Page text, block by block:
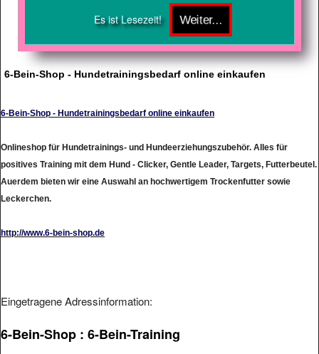
Es ist Lesezeit!
6-Bein-Shop - Hundetrainingsbedarf online einkaufen
6-Bein-Shop - Hundetrainingsbedarf online einkaufen
Onlineshop für Hundetrainings- und Hundeerziehungszubehör. Alles für
positives Training mit dem Hund - Clicker, Gentle Leader, Targets, Futterbeutel.
Auerdem bieten wir eine Auswahl an hochwertigem Trockenfutter sowie
Leckerchen.
http://www.6-bein-shop.de
Eingetragene Adressinformation:
6-Bein-Shop : 6-Bein-Training